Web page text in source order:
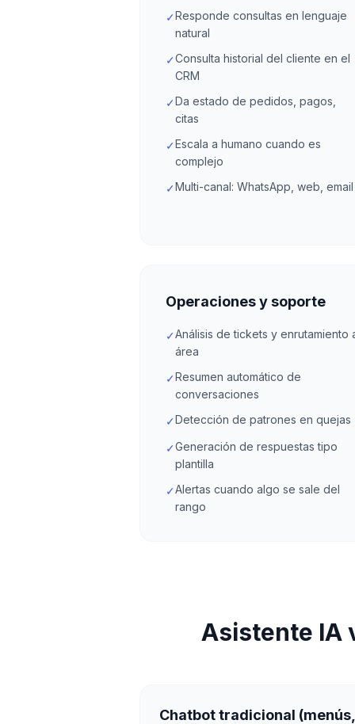
✓Responde consultas en lenguaje
natural
✓Consulta historial del cliente en el
CRM
✓Da estado de pedidos, pagos,
citas
✓Escala a humano cuando es
complejo
✓Multi-canal: WhatsApp, web, email
Operaciones y soporte
✓Análisis de tickets y enrutamiento
área
✓Resumen automático de
conversaciones
✓Detección de patrones en quejas
✓Generación de respuestas tipo
plantilla
✓Alertas cuando algo se sale del
rango
Asistente IA
Chatbot tradicional